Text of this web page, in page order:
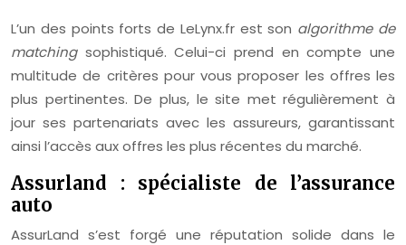
L’un des points forts de LeLynx.fr est son algorithme de
matching sophistiqué. Celui-ci prend en compte une
multitude de critères pour vous proposer les offres les
plus pertinentes. De plus, le site met régulièrement à
jour ses partenariats avec les assureurs, garantissant
ainsi l’accès aux offres les plus récentes du marché.
Assurland : spécialiste de l’assurance
auto
AssurLand s’est forgé une réputation solide dans le